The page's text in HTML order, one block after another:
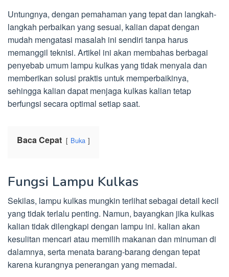
Untungnya, dengan pemahaman yang tepat dan langkah-
langkah perbaikan yang sesuai, kalian dapat dengan
mudah mengatasi masalah ini sendiri tanpa harus
memanggil teknisi. Artikel ini akan membahas berbagai
penyebab umum lampu kulkas yang tidak menyala dan
memberikan solusi praktis untuk memperbaikinya,
sehingga kalian dapat menjaga kulkas kalian tetap
berfungsi secara optimal setiap saat.
Baca Cepat Buka
Fungsi Lampu Kulkas
Sekilas, lampu kulkas mungkin terlihat sebagai detail kecil
yang tidak terlalu penting. Namun, bayangkan jika kulkas
kalian tidak dilengkapi dengan lampu ini. kalian akan
kesulitan mencari atau memilih makanan dan minuman di
dalamnya, serta menata barang-barang dengan tepat
karena kurangnya penerangan yang memadai.